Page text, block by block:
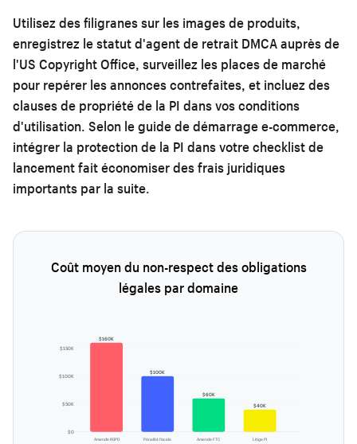
Utilisez des filigranes sur les images de produits,
enregistrez le statut d'agent de retrait DMCA auprès de
l'US Copyright Office, surveillez les places de marché
pour repérer les annonces contrefaites, et incluez des
clauses de propriété de la PI dans vos conditions
d'utilisation. Selon leguide de démarrage e-commerce,
intégrer la protection de la PI dans votre checklist de
lancement fait économiser des frais juridiques
importants par la suite.
Coût moyen du non-respect des obligations
légales par domaine
$0
$50K
$100K
$150K
$160K
Amende RGPD
$100K
Pénalité fiscale
$60K
Amende FTC
$40K
Litige PI